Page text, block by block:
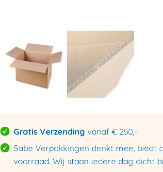
Gratis Verzending vanaf € 250,-
Sabe Verpakkingen denkt mee, biedt
voorraad. Wij staan iedere dag dicht